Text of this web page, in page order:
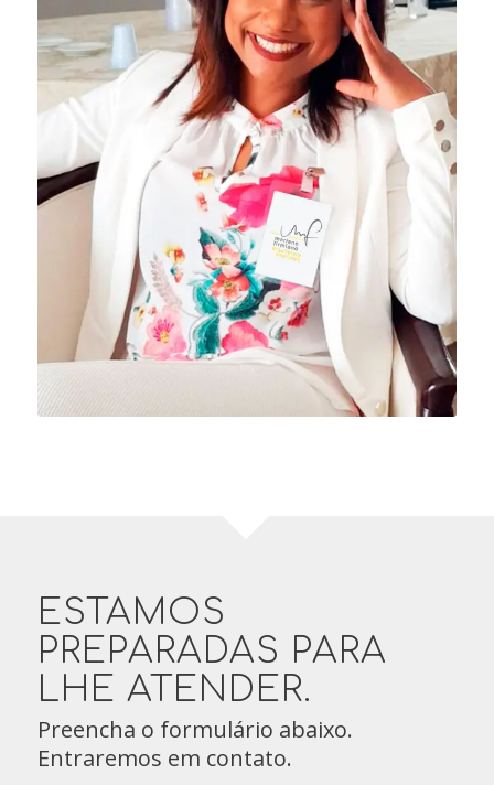
ESTAMOS
PREPARADAS PARA
LHE ATENDER.
Preencha o formulário abaixo.
Entraremos em contato.